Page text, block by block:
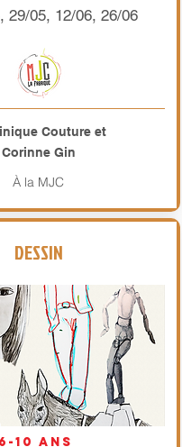
29/05, 12/06, 26/06
Couture et
Corinne Gin
À la MJC
DESSIN
6-10 ans